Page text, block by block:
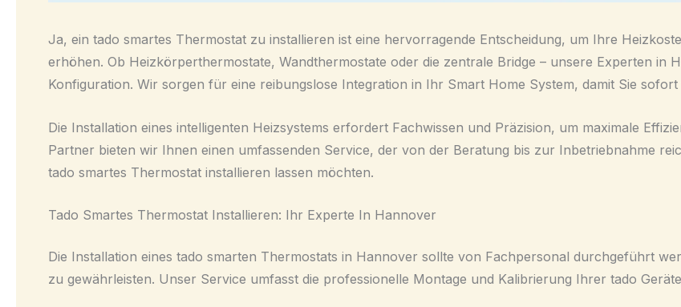
Ja, ein tado smartes Thermostat zu installieren ist eine hervorragende Entscheidung, um Ihre
erhöhen. Ob Heizkörperthermostate, Wandthermostate oder die zentrale Bridge – unsere Experten in
Konfiguration. Wir sorgen für eine reibungslose Integration in Ihr Smart Home System, damit Sie
Die Installation eines intelligenten Heizsystems erfordert Fachwissen und Präzision, um maximale
Partner bieten wir Ihnen einen umfassenden Service, der von der Beratung bis zur Inbetriebnahme
tado smartes Thermostat installieren lassen möchten.
Tado Smartes Thermostat Installieren: Ihr Experte In Hannover
Die Installation eines tado smarten Thermostats in Hannover sollte von Fachpersonal durchgeführt
zu gewährleisten. Unser Service umfasst die professionelle Montage und Kalibrierung Ihrer tado